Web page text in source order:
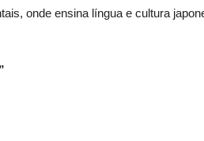
onde ensina língua e cultura